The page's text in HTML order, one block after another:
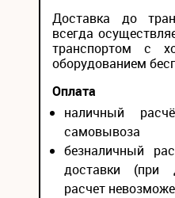
Доставка до
всегда
транспортом с
оборудованием
Оплата
наличный
самовывоза
безналичный
доставки (при
расчет